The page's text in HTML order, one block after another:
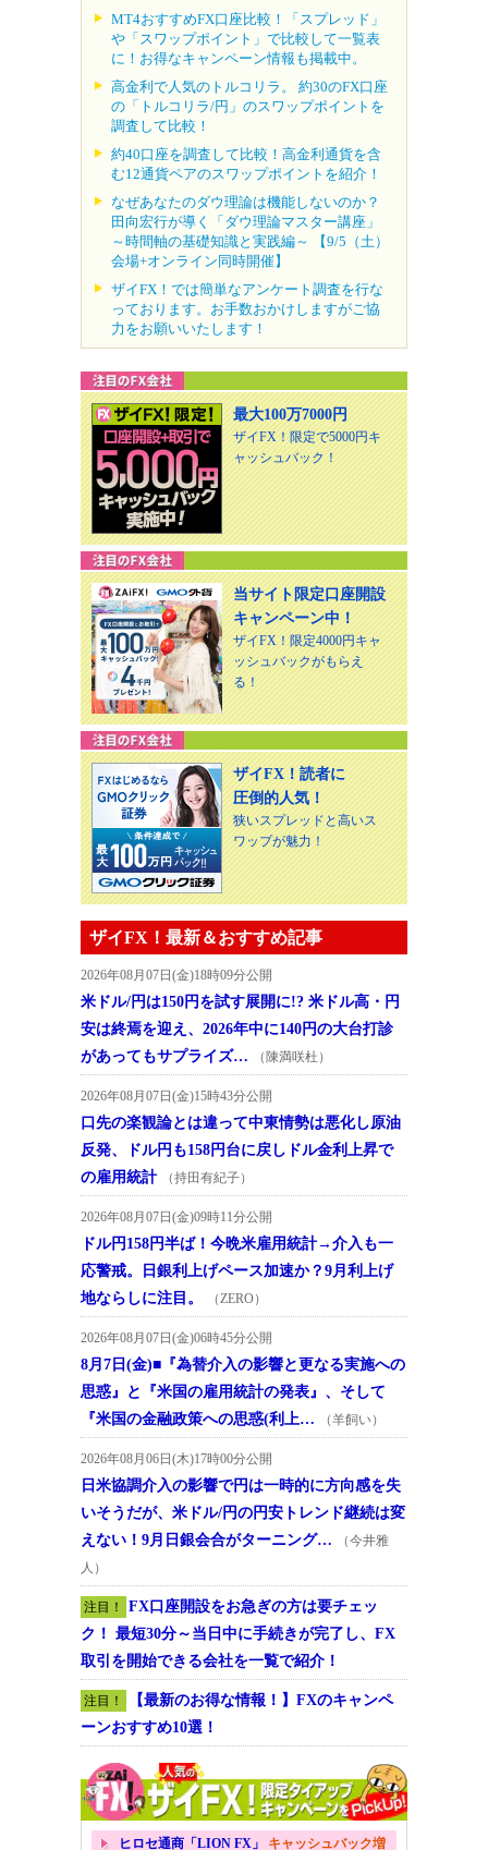
MT4おすすめFX口座比較！「スプレッド」
や「スワップポイント」で比較して一覧表
に！お得なキャンペーン情報も掲載中。
高金利で人気のトルコリラ。 約30のFX口座
の「トルコリラ/円」のスワップポイントを
調査して比較！
約40口座を調査して比較！高金利通貨を含
む12通貨ペアのスワップポイントを紹介！
なぜあなたのダウ理論は機能しないのか？
田向宏行が導く「ダウ理論マスター講座」
～時間軸の基礎知識と実践編～ 【9/5（土）
会場+オンライン同時開催】
ザイFX！では簡単なアンケート調査を行な
っております。お手数おかけしますがご協
力をお願いいたします！
最大100万7000円
ザイFX！限定で5000円キ
ャッシュバック！
当サイト限定口座開設
キャンペーン中！
ザイFX！限定4000円キャ
ッシュバックがもらえ
る！
ザイFX！読者に
圧倒的人気！
狭いスプレッドと高いス
ワップが魅力！
ザイFX！最新＆おすすめ記事
2026年08月07日(金)18時09分公開
米ドル/円は150円を試す展開に!? 米ドル高・円
安は終焉を迎え、2026年中に140円の大台打診
があってもサプライズ…
（陳満咲杜）
2026年08月07日(金)15時43分公開
口先の楽観論とは違って中東情勢は悪化し原油
反発、ドル円も158円台に戻しドル金利上昇で
の雇用統計
（持田有紀子）
2026年08月07日(金)09時11分公開
ドル円158円半ば！今晩米雇用統計→介入も一
応警戒。日銀利上げペース加速か？9月利上げ
地ならしに注目。
（ZERO）
2026年08月07日(金)06時45分公開
8月7日(金)■『為替介入の影響と更なる実施への
思惑』と『米国の雇用統計の発表』、そして
『米国の金融政策への思惑(利上…
（羊飼い）
2026年08月06日(木)17時00分公開
日米協調介入の影響で円は一時的に方向感を失
いそうだが、米ドル/円の円安トレンド継続は変
えない！9月日銀会合がターニング…
（今井雅
人）
注目！
FX口座開設をお急ぎの方は要チェッ
ク！ 最短30分～当日中に手続きが完了し、FX
取引を開始できる会社を一覧で紹介！
注目！
【最新のお得な情報！】FXのキャンペ
ーンおすすめ10選！
ヒロセ通商「LION FX」 キャッシュバック増